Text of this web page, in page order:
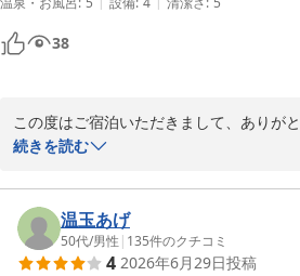
38
この度はご宿泊いただきまして、ありが
ご不便をおかけいたしまして、申し訳ござ
では6：30となっております。日々の状
に対応できるか検討してまいりたいと思い
貴重なご意見ありがとうございます。
今後も皆様に快適にご滞在いただけるよ
続きを読む
温玉あげ
50代/男性 | 135件のクチコミ
4 2026年6月29日投稿